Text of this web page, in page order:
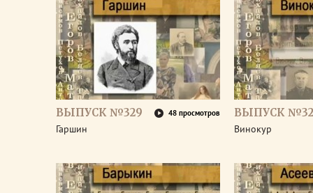
ВЫПУСК №329 48 просмотров
Гаршин
ВЫПУСК
Винокур